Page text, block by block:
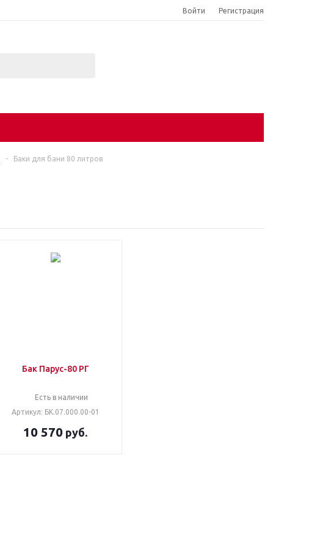
Войти Регистрация
- Баки для бани 80 литров
Бак Парус-80 РГ
Есть в наличии
Артикул: БК.07.000.00-01
10 570 руб.